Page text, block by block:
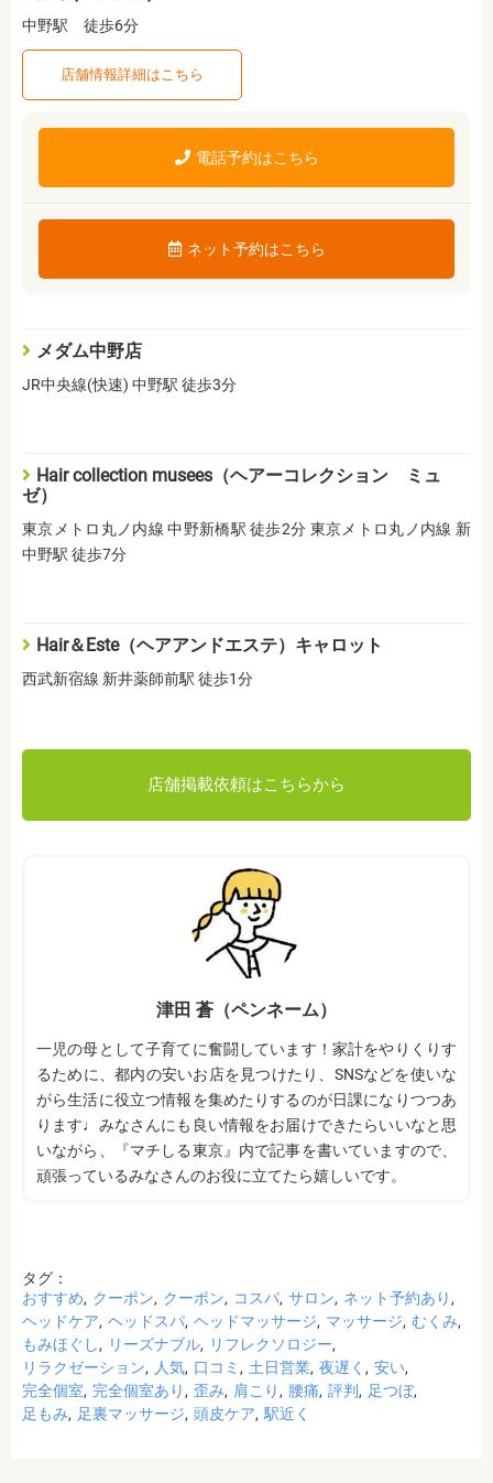
中野駅 徒歩6分
店舗情報詳細はこちら
電話予約はこちら
ネット予約はこちら
メダム中野店
JR中央線(快速) 中野駅 徒歩3分
Hair collection musees（ヘアーコレクション ミュ
ゼ）
東京メトロ丸ノ内線 中野新橋駅 徒歩2分 東京メトロ丸ノ内線 新
中野駅 徒歩7分
Hair＆Este（ヘアアンドエステ）キャロット
西武新宿線 新井薬師前駅 徒歩1分
店舗掲載依頼はこちらから
津田 蒼（ペンネーム）
一児の母として子育てに奮闘しています！家計をやりくりす
るために、都内の安いお店を見つけたり、SNSなどを使いな
がら生活に役立つ情報を集めたりするのが日課になりつつあ
ります♩みなさんにも良い情報をお届けできたらいいなと思
いながら、『マチしる東京』内で記事を書いていますので、
頑張っているみなさんのお役に立てたら嬉しいです。
タグ：
おすすめ
クーポン クーポン コスパ サロン
ネット予約あり
ヘッドケア ヘッドスパ ヘッドマッサージ マッサージ むくみ
もみほぐし
リーズナブル
リフレクソロジー
リラクゼーション
人気 口コミ 土日営業 夜遅く
安い
完全個室
完全個室あり 歪み 肩こり 腰痛 評判
足つぼ
足もみ
足裏マッサージ 頭皮ケア 駅近く